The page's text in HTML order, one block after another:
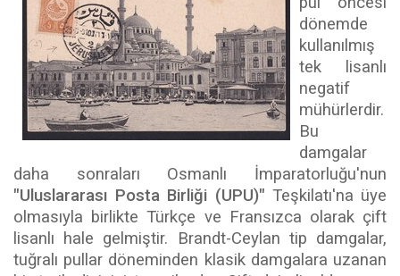
dönemde
kullanılmış
tek lisanlı
negatif
mühürlerdir.
Bu
damgalar
daha sonraları Osmanlı İmparatorluğu'nun
"Uluslararası Posta Birliği (UPU)" Teşkilatı'na üye
olmasıyla birlikte Türkçe ve Fransızca olarak çift
lisanlı hale gelmiştir. Brandt-Ceylan tip damgalar,
tuğralı pullar döneminden klasik damgalara uzanan